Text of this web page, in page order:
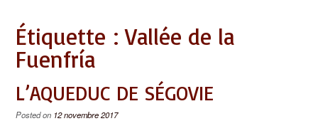
Étiquette :Vallée de la
Fuenfría
L’AQUEDUC DE SÉGOVIE
Posted on 12 novembre 2017